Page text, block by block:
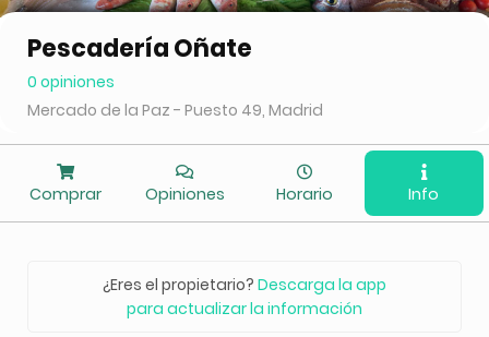
Pescadería Oñate
0 opiniones
Mercado de la Paz - Puesto 49, Madrid
Comprar Opiniones Horario Info
¿Eres el propietario? Descarga la app
para actualizar la información